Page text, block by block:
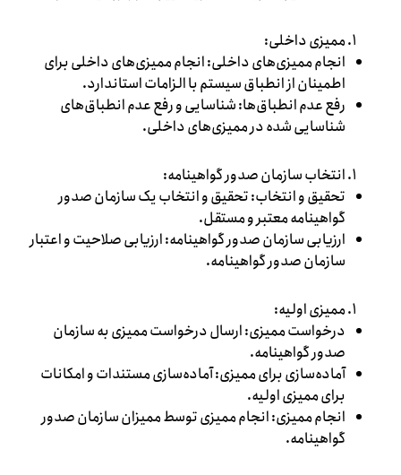
ممیزی داخلی:
انجام ممیزی‌های داخلی: انجام ممیزی‌های داخلی برای
اطمینان از انطباق سیستم با الزامات استاندارد.
رفع عدم انطباق‌ها: شناسایی و رفع عدم انطباق‌های
شناسایی شده در ممیزی‌های داخلی.
انتخاب سازمان صدور گواهینامه:
تحقیق و انتخاب: تحقیق و انتخاب یک سازمان صدور
گواهینامه معتبر و مستقل.
ارزیابی سازمان صدور گواهینامه: ارزیابی صلاحیت و اعتبار
سازمان صدور گواهینامه.
ممیزی اولیه:
درخواست ممیزی: ارسال درخواست ممیزی به سازمان
صدور گواهینامه.
آماده‌سازی برای ممیزی: آماده‌سازی مستندات و امکانات
برای ممیزی اولیه.
انجام ممیزی: انجام ممیزی توسط ممیزان سازمان صدور
گواهینامه.